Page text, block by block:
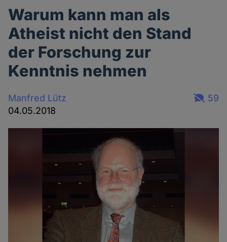
Warum kann man als
Atheist nicht den Stand
der Forschung zur
Kenntnis nehmen
Manfred Lütz
04.05.2018
59